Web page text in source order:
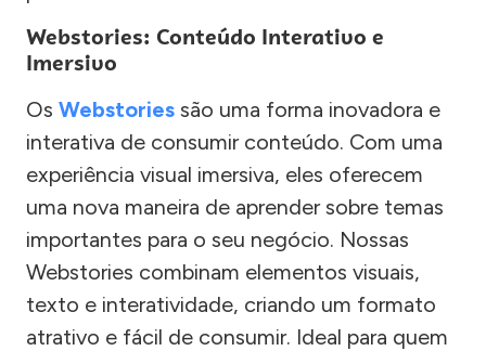
Webstories: Conteúdo Interativo e
Imersivo
Os Webstories são uma forma inovadora e
interativa de consumir conteúdo. Com uma
experiência visual imersiva, eles oferecem
uma nova maneira de aprender sobre temas
importantes para o seu negócio. Nossas
Webstories combinam elementos visuais,
texto e interatividade, criando um formato
atrativo e fácil de consumir. Ideal para quem